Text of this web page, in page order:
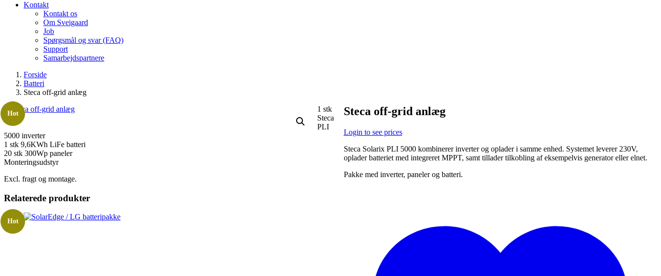
Kontakt
Kontakt os
Om Sveigaard
Job
Spørgsmål og svar (FAQ)
Support
Samarbejdspartnere
Forside
Batteri
Steca off-grid anlæg
Hot Steca off-grid anlæg
Login to see prices
Steca Solarix PLI 5000 kombinerer inverter og oplader i samme enhed. Systemet leverer 230V,
oplader batteriet med integreret MPPT, samt tillader tilkobling af eksempelvis generator eller elnet.
Pakke med inverter, paneler og batteri.
1 stk
Steca
PLI
5000 inverter
1 stk 9,6KWh LiFe batteri
20 stk 300Wp paneler
Monteringsudstyr
Excl. fragt og montage.
Relaterede produkter
Hot